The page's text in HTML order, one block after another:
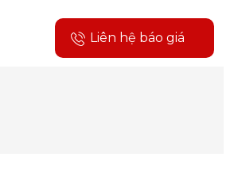
Liên hệ báo giá